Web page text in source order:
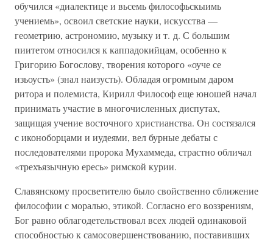
обучился «диалектице и вьсемь философьскыимь
учениемь», освоил светские науки, искусства —
геометрию, астрономию, музыку и т. д. С большим
пиитетом относился к каппадокийцам, особенно к
Григорию Богослову, творения которого «оуче се
изьоусть» (знал наизусть). Обладая огромным даром
ритора и полемиста, Кирилл Философ еще юношей начал
принимать участие в многочисленных диспутах,
защищая учение восточного христианства. Он состязался
с иконоборцами и иудеями, вел бурные дебаты с
последователями пророка Мухаммеда, страстно обличал
«трехъязычную ересь» римской курии.
Славянскому просветителю было свойственно сближение
философии с моралью, этикой. Согласно его воззрениям,
Бог равно облагодетельствовал всех людей одинаковой
способностью к самосовершенствованию, поставивших